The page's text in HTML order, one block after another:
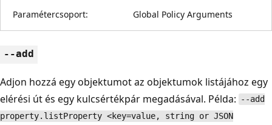
Paramétercsoport: Global Policy Arguments
--add
Adjon hozzá egy objektumot az objektumok listájához egy
elérési út és egy kulcsértékpár megadásával. Példa:
--add
property.listProperty <key=value, string or JSON